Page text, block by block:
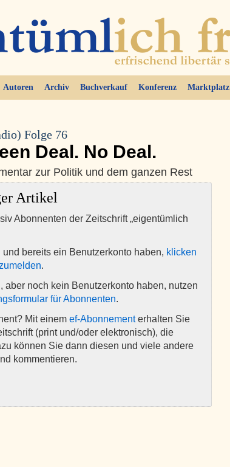
Autoren Archiv Buchverkauf Konferenz Marktplatz
Folge 76
Deal. No Deal.
zur Politik und dem ganzen Rest
Artikel
Abonnenten der Zeitschrift „eigentümlich
bereits ein Benutzerkonto haben, klicken
.
aber noch kein Benutzerkonto haben, nutzen
für Abonnenten.
Mit einem ef-Abonnementerhalten Sie
(print und/oder elektronisch), die
können Sie dann diesen und viele andere
kommentieren.